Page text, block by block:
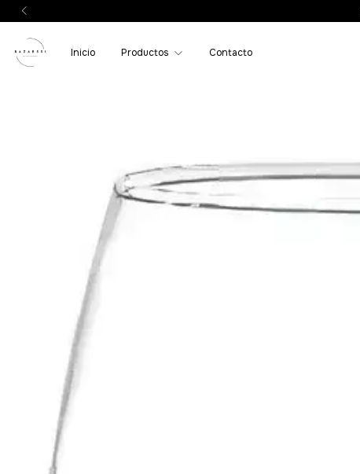
Inicio Productos Contacto